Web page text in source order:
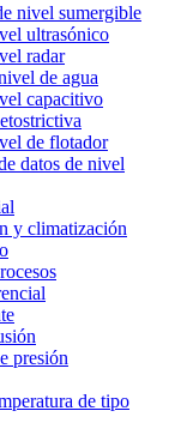
nivel sumergible
ultrasónico
radar
de agua
capacitivo
de flotador
datos de nivel
y climatización
presión
de tipo